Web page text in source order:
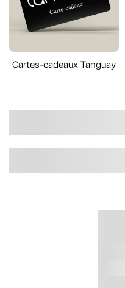
Cartes-cadeaux Tanguay